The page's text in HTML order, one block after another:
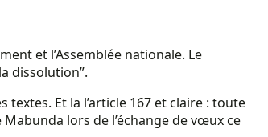
et l’Assemblée nationale. Le
dissolution”.
Et la l’article 167 et claire : toute
lors de l’échange de vœux ce